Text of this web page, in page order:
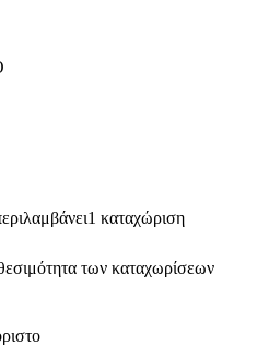
καταχώριση
των καταχωρίσεων